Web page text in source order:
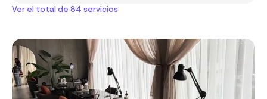
Ver el total de 84 servicios